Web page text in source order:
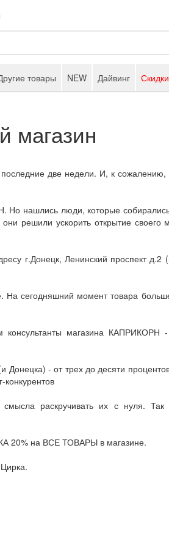
товары NEW Дайвинг Скидки
магазин
две недели. И, к
нашлись люди, которые собирались
решили ускорить открытие своего
г.Донецк, Ленинский проспект д.2
сегодняшний момент товара
магазина КАПРИКОРН -
- от трех до десяти
раскручивать их с нуля. Так
20% на ВСЕ ТОВАРЫ в магазине.